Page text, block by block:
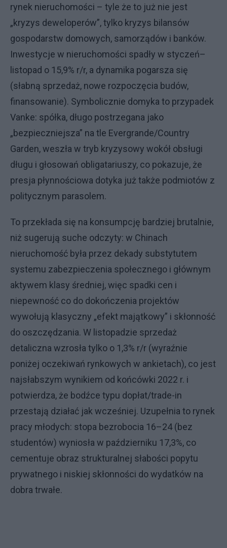
rynek nieruchomości – tyle że to już nie jest
„kryzys deweloperów”, tylko kryzys bilansów
gospodarstw domowych, samorządów i banków.
Inwestycje w nieruchomości spadły w styczeń–
listopad o 15,9% r/r, a dynamika pogarsza się
(słabną sprzedaż, nowe rozpoczęcia budów,
finansowanie). Symbolicznie domyka to przypadek
Vanke: spółka, długo postrzegana jako
„bezpieczniejsza” na tle Evergrande/Country
Garden, weszła w tryb kryzysowy wokół obsługi
długu i głosowań obligatariuszy, co pokazuje, że
presja płynnościowa dotyka już także podmiotów z
politycznym parasolem.
To przekłada się na konsumpcję bardziej brutalnie,
niż sugerują suche odczyty: w Chinach
nieruchomość była przez dekady substytutem
systemu zabezpieczenia społecznego i głównym
aktywem klasy średniej, więc spadki cen i
niepewność co do dokończenia projektów
wywołują klasyczny „efekt majątkowy” i skłonność
do oszczędzania. W listopadzie sprzedaż
detaliczna wzrosła tylko o 1,3% r/r (wyraźnie
poniżej oczekiwań rynkowych w ankietach), co jest
najsłabszym wynikiem od końcówki 2022 r. i
potwierdza, że bodźce typu dopłat/trade-in
przestają działać jak wcześniej. Uzupełnia to rynek
pracy młodych: stopa bezrobocia 16–24 (bez
studentów) wyniosła w październiku 17,3%, co
cementuje obraz strukturalnej słabości popytu
prywatnego i niskiej skłonności do wydatków na
dobra trwałe.